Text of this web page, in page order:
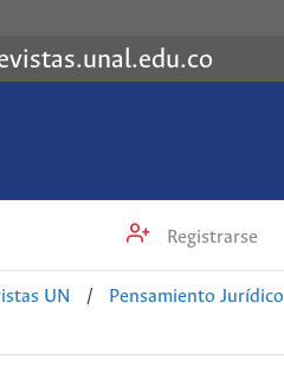
Registrarse
UN / Pensamiento Jurídico